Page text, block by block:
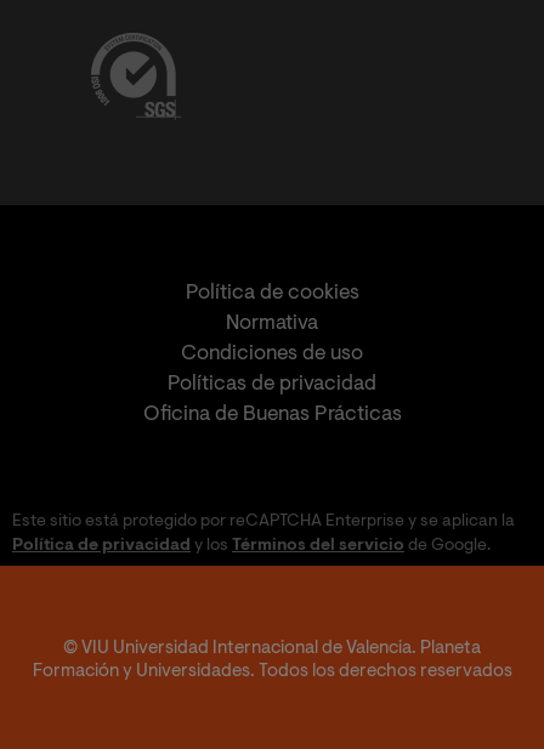
Política de cookies
Normativa
Condiciones de uso
Políticas de privacidad
Oficina de Buenas Prácticas
Este sitio está protegido por reCAPTCHA Enterprise y se aplican la
Política de privacidad y los Términos del servicio de Google.
© VIU Universidad Internacional de Valencia. Planeta
Formación y Universidades. Todos los derechos reservados